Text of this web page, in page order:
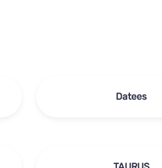
Datees